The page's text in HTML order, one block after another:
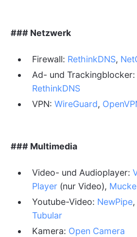
### Netzwerk
Firewall: RethinkDNS,
Ad- und Trackingblocker:
RethinkDNS
VPN: WireGuard,
### Multimedia
Video- und Audioplayer:
Player(nur Video), Mucke
Youtube-Video: NewPipe,
Tubular
Kamera: Open Camera